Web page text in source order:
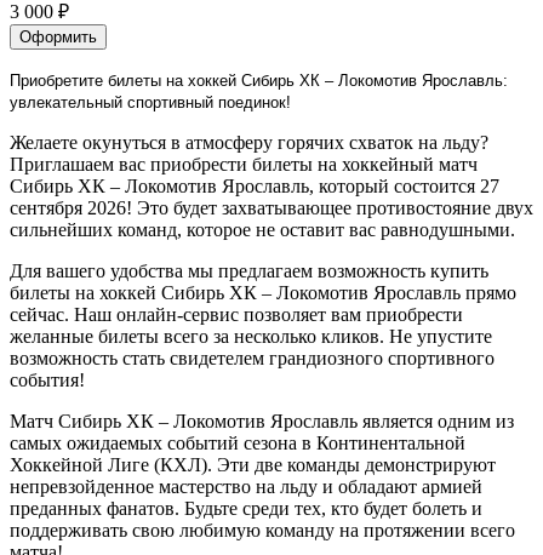
3 000 ₽
Оформить
Приобретите билеты на хоккей Сибирь ХК – Локомотив Ярославль:
увлекательный спортивный поединок!
Желаете окунуться в атмосферу горячих схваток на льду?
Приглашаем вас приобрести билеты на хоккейный матч
Сибирь ХК – Локомотив Ярославль, который состоится 27
сентября 2026! Это будет захватывающее противостояние двух
сильнейших команд, которое не оставит вас равнодушными.
Для вашего удобства мы предлагаем возможность купить
билеты на хоккей Сибирь ХК – Локомотив Ярославль прямо
сейчас. Наш онлайн-сервис позволяет вам приобрести
желанные билеты всего за несколько кликов. Не упустите
возможность стать свидетелем грандиозного спортивного
события!
Матч Сибирь ХК – Локомотив Ярославль является одним из
самых ожидаемых событий сезона в Континентальной
Хоккейной Лиге (КХЛ). Эти две команды демонстрируют
непревзойденное мастерство на льду и обладают армией
преданных фанатов. Будьте среди тех, кто будет болеть и
поддерживать свою любимую команду на протяжении всего